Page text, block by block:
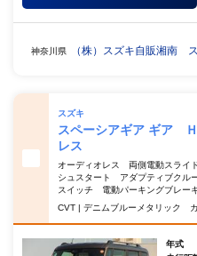
神奈川県 （株）スズキ自販湘南
スズキ
スペーシアギア ギア
レス
オーディオレス 両側電動スライ
シュスタート アダプティブクル
スイッチ 電動パーキングブレー
CVT | デニムブルーメタリック
年式